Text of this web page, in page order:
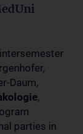
Daum,
,
parties in